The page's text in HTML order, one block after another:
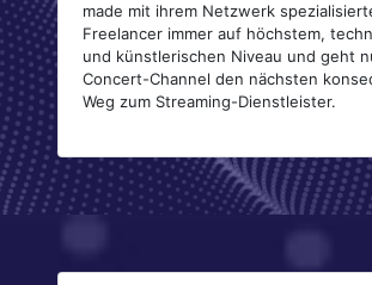
made mit ihrem Netzwerk
Freelancer immer auf höchstem,
und künstlerischen Niveau und geht
Concert-Channel den nächsten
Weg zum Streaming-Dienstleister.